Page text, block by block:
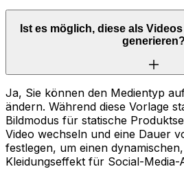
Ist es möglich, diese als
generieren?
Ja, Sie können den Medientyp
ändern. Während diese Vorlage
Bildmodus für statische
Video wechseln und eine Dauer
festlegen, um einen
Kleidungseffekt für Social-Media-